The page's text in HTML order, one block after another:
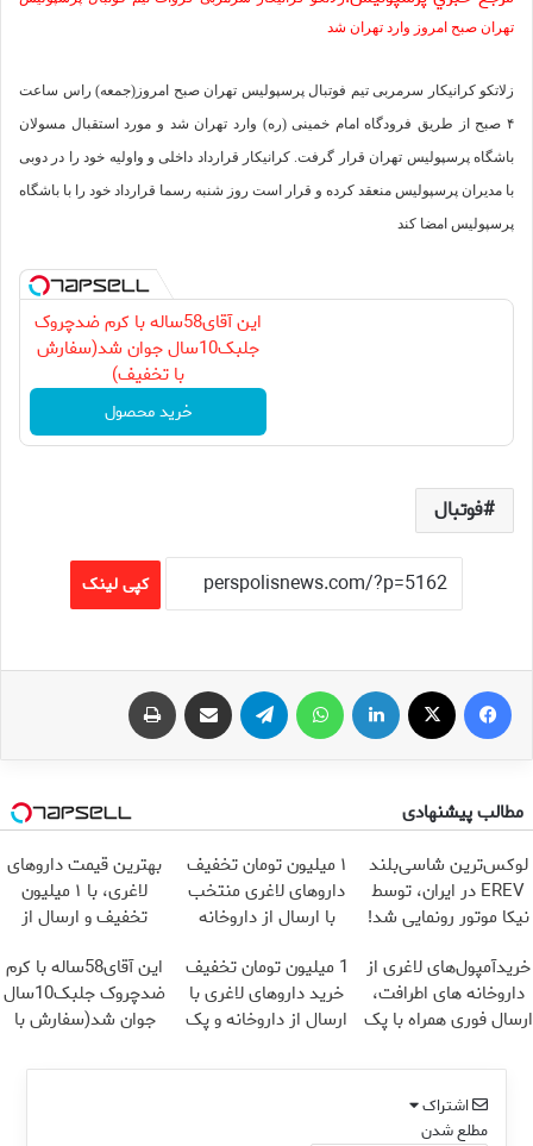
تهران صبح امروز وارد تهران شد
زلاتکو کرانیکار سرمربی تیم فوتبال پرسپوليس تهران صبح امروز(جمعه) راس ساعت
۴ صبح از طریق فرودگاه امام خمینی (ره) وارد تهران شد و مورد استقبال مسولان
باشگاه پرسپوليس تهران قرار گرفت. کرانیکار قرارداد داخلی و واولیه خود را در دوبی
با مدیران پرسپوليس منعقد کرده و قرار است روز شنبه رسما قرارداد خود را با باشگاه
پرسپوليس امضا کند
این آقای58ساله با کرم ضدچروک
جلبک10سال جوان شد(سفارش
با تخفیف)
خرید محصول
فوتبال
کپی لینک
فیس بوک لینکدین تلگرام اشتراک گذاری از طریق ایمیل
مطالب پیشنهادی
لوکس‌ترین شاسی‌بلند
EREV در ایران، توسط
نیکا موتور رونمایی شد!
۱ میلیون تومان تخفیف
داروهای لاغری منتخب
با ارسال از داروخانه
بهترین قیمت داروهای
لاغری، با ۱ میلیون
تخفیف و ارسال از
خریدآمپول‌های لاغری از
داروخانه های اطرافت،
ارسال فوری همراه با پک
1 میلیون تومان تخفیف
خرید داروهای لاغری با
ارسال از داروخانه و پک
این آقای58ساله با کرم
ضدچروک جلبک10سال
جوان شد(سفارش با
اشتراک
مطلع شدن